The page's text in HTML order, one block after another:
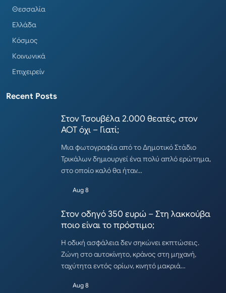
Θεσσαλία
Ελλάδα
Κόσμος
Κοινωνικά
Επιχειρείν
Recent Posts
Στον Τσουβέλα 2.000 θεατές, στον
ΑΟΤ όχι – Γιατί;
Μια φωτογραφία από το Δημοτικό Στάδιο
Τρικάλων δημιουργεί ένα πολύ απλό ερώτημα,
στο οποίο καλό θα ήταν…
Aug 8
Στον οδηγό 350 ευρώ – Στη λακκούβα
ποιο είναι το πρόστιμο;
Η οδική ασφάλεια δεν σηκώνει εκπτώσεις.
Ζώνη στο αυτοκίνητο, κράνος στη μηχανή,
ταχύτητα εντός ορίων, κινητό μακριά…
Aug 8